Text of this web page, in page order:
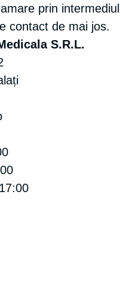
prin
contact de mai jos.
S.R.L.